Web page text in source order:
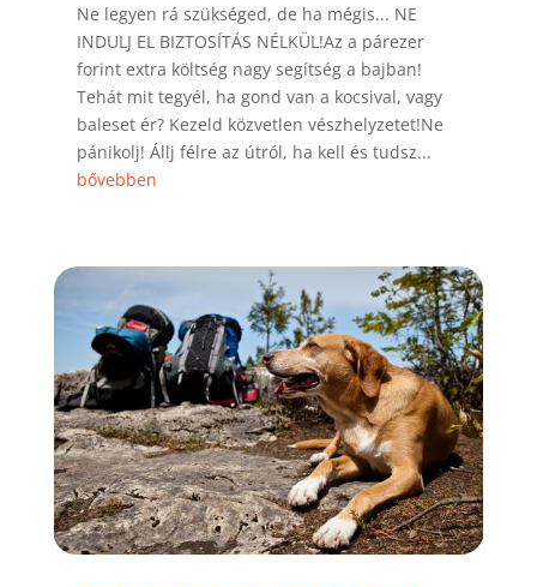
Ne legyen rá szükséged, de ha mégis... NE
INDULJ EL BIZTOSÍTÁS NÉLKÜL!Az a párezer
forint extra költség nagy segítség a bajban!
Tehát mit tegyél, ha gond van a kocsival, vagy
baleset ér? Kezeld közvetlen vészhelyzetet!Ne
pánikolj! Állj félre az útról, ha kell és tudsz...
bővebben